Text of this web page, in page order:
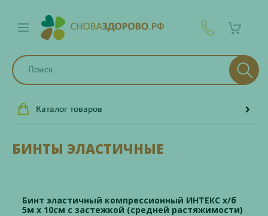
Каталог товаров
БИНТЫ ЭЛАСТИЧНЫЕ
Бинт эластичный компрессионный ИНТЕКС х/б
5м х 10см с застежкой (средней растяжимости)